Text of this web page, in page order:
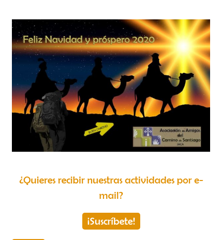
¿Quieres recibir nuestras actividades por e-
mail?
¡Suscríbete!